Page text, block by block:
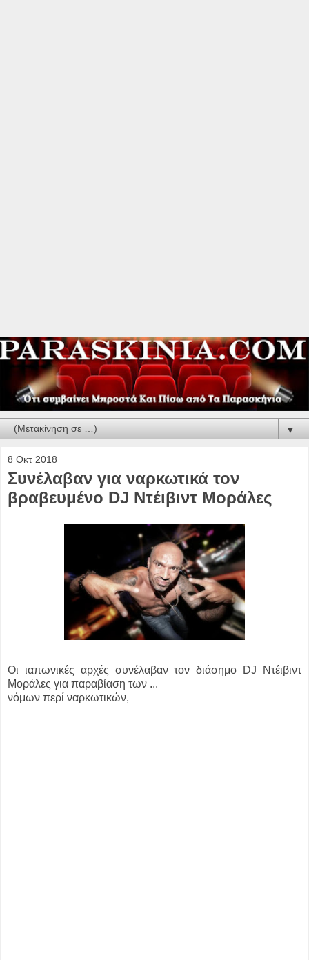
▼
8 Οκτ 2018
Συνέλαβαν για ναρκωτικά τον
βραβευμένο DJ Ντέιβιντ Μοράλες
Oι ιαπωνικές αρχές συνέλαβαν τον διάσημο DJ Ντέιβιντ
Μοράλες για παραβίαση των ...
νόμων περί ναρκωτικών,